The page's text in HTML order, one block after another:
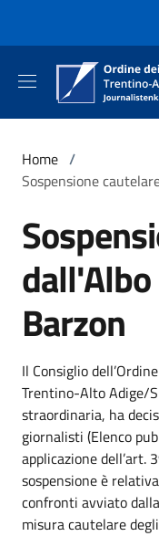
Briciole di
Home /
Sospensione
Barzon
Il Consiglio
Trentino-Alto Adige/
straordinaria, ha
giornalisti (Elenco
applicazione dell’art.
sospensione è
confronti avviato
misura cautelare